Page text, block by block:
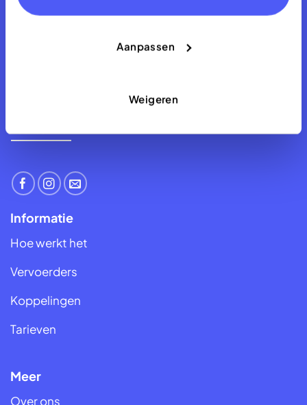
Aanpassen
Weigeren
Neem dan gerust contact met ons op.
Informatie
Hoe werkt het
Vervoerders
Koppelingen
Tarieven
Meer
Over ons